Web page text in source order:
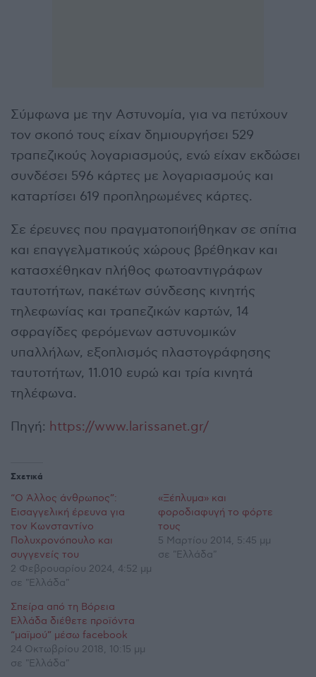
Σύμφωνα με την Αστυνομία, για να πετύχουν
τον σκοπό τους είχαν δημιουργήσει 529
τραπεζικούς λογαριασμούς, ενώ είχαν εκδώσει
συνδέσει 596 κάρτες με λογαριασμούς και
καταρτίσει 619 προπληρωμένες κάρτες.
Σε έρευνες που πραγματοποιήθηκαν σε σπίτια
και επαγγελματικούς χώρους βρέθηκαν και
κατασχέθηκαν πλήθος φωτοαντιγράφων
ταυτοτήτων, πακέτων σύνδεσης κινητής
τηλεφωνίας και τραπεζικών καρτών, 14
σφραγίδες φερόμενων αστυνομικών
υπαλλήλων, εξοπλισμός πλαστογράφησης
ταυτοτήτων, 11.010 ευρώ και τρία κινητά
τηλέφωνα.
Πηγή: https://www.larissanet.gr/
Σχετικά
“Ο Άλλος άνθρωπος”:
Εισαγγελική έρευνα για
τον Κωνσταντίνο
Πολυχρονόπουλο και
συγγενείς του
2 Φεβρουαρίου 2024, 4:52 μμ
σε "Ελλάδα"
«Ξέπλυμα» και
φοροδιαφυγή το φόρτε
τους
5 Μαρτίου 2014, 5:45 μμ
σε "Ελλάδα"
Σπείρα από τη Βόρεια
Ελλάδα διέθετε προϊόντα
“μαϊμού” μέσω facebook
24 Οκτωβρίου 2018, 10:15 μμ
σε "Ελλάδα"